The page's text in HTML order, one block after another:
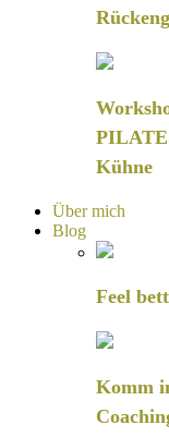
Kühne
Über mich
Blog
Feel
Komm